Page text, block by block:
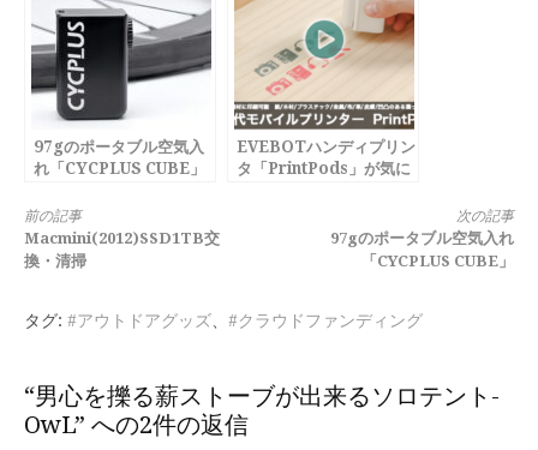
97gのポータブル空気入
れ「CYCPLUS CUBE」
EVEBOTハンディプリン
タ「PrintPods」が気に
続
き
を
む
前の記事
Macmini(2012)SSD1TB交
換・清掃
次の記事
97gのポータブル空気入れ
「CYCPLUS CUBE」
タグ: #アウトドアグッズ #クラウドファンディング
“男心を擽る薪ストーブが出来るソロテント-
OwL” への2件の返信